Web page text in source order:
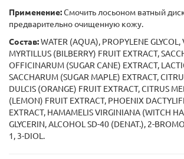
Применение:Смочить лосьоном ватный
предварительно очищенную кожу.
Состав:WATER (AQUA), PROPYLENE
MYRTILLUS (BILBERRY) FRUIT EXTRACT,
OFFICINARUM (SUGAR CANE) EXTRACT,
SACCHARUM (SUGAR MAPLE) EXTRACT,
DULCIS (ORANGE) FRUIT EXTRACT, CITRUS
(LEMON) FRUIT EXTRACT, PHOENIX
EXTRACT, HAMAMELIS VIRGINIANA (WITCH
GLYCERIN, ALCOHOL SD-40 (DENAT.), 2-
1, 3-DIOL.